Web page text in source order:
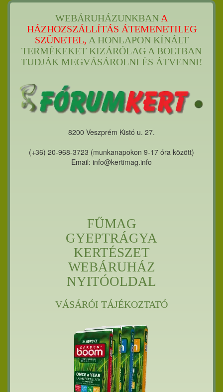
WEBÁRUHÁZUNKBAN A
HÁZHOZSZÁLLÍTÁS ÁTEMENETILEG
SZÜNETEL, A HONLAPON KÍNÁLT
TERMÉKEKET KIZÁRÓLAG A BOLTBAN
TUDJÁK MEGVÁSÁROLNI ÉS ÁTVENNI!
8200 Veszprém Kistó u. 27.
(+36) 20-968-3723 (munkanapokon 9-17 óra között)
Email: info@kertimag.info
FŰMAG
GYEPTRÁGYA
KERTÉSZET
WEBÁRUHÁZ
NYITÓOLDAL
VÁSÁRÓI TÁJÉKOZTATÓ